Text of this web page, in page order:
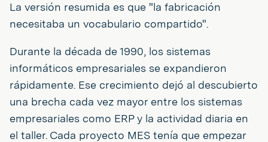
La versión resumida es que "la fabricación
necesitaba un vocabulario compartido".
Durante la década de 1990, los sistemas
informáticos empresariales se expandieron
rápidamente. Ese crecimiento dejó al descubierto
una brecha cada vez mayor entre los sistemas
empresariales como ERP y la actividad diaria en
el taller. Cada proyecto MES tenía que empezar